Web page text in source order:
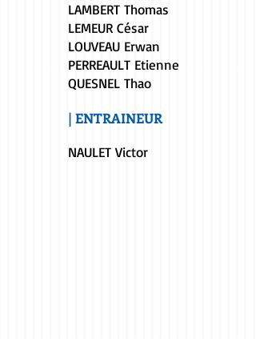
LAMBERT Thomas
LEMEUR César
LOUVEAU Erwan
PERREAULT Etienne
QUESNEL Thao
| ENTRAINEUR
NAULET Victor